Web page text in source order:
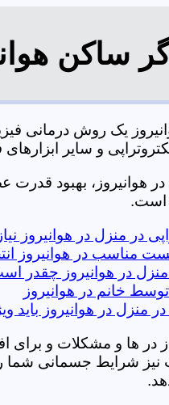
ساکن
یک روش
سایر ابزارهای فیزیک درمانی می
در هوانیروز، بهبود
است.
در منزل در هوانیروز
مناسب در هوانیروز
منزل در هوانیروز چقدر
خانم در هوانیروز
منزل در هوانیروز باید
در ها و مشکلات و
نیز شرایط جسمانی شما